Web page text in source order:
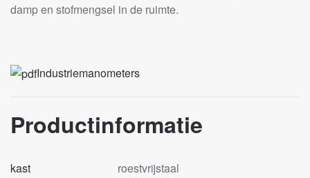
damp en stofmengsel in de ruimte.
Industriemanometers
Productinformatie
kast roestvrijstaal